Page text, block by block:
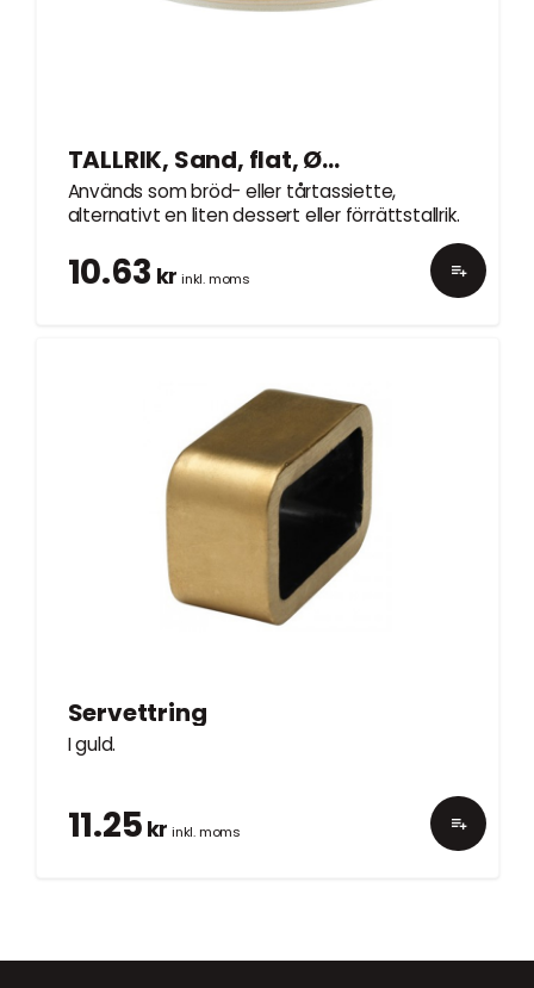
TALLRIK, Sand, flat, Ø16cm
Används som bröd- eller tårtassiette,
alternativt en liten dessert eller förrättstallrik.
10.63 kr inkl. moms
Servettring
I guld.
11.25 kr inkl. moms